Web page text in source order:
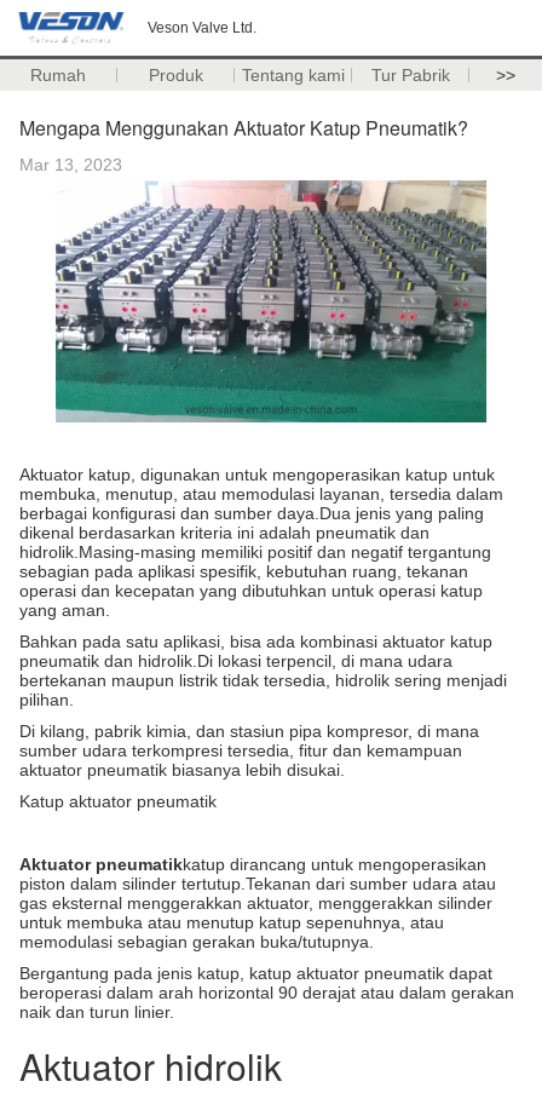
Veson Valve Ltd.
Rumah Produk Tentang kami Tur Pabrik >>
Mengapa Menggunakan Aktuator Katup Pneumatik?
Mar 13, 2023
Aktuator katup, digunakan untuk mengoperasikan katup untuk
membuka, menutup, atau memodulasi layanan, tersedia dalam
berbagai konfigurasi dan sumber daya.Dua jenis yang paling
dikenal berdasarkan kriteria ini adalah pneumatik dan
hidrolik.Masing-masing memiliki positif dan negatif tergantung
sebagian pada aplikasi spesifik, kebutuhan ruang, tekanan
operasi dan kecepatan yang dibutuhkan untuk operasi katup
yang aman.
Bahkan pada satu aplikasi, bisa ada kombinasi aktuator katup
pneumatik dan hidrolik.Di lokasi terpencil, di mana udara
bertekanan maupun listrik tidak tersedia, hidrolik sering menjadi
pilihan.
Di kilang, pabrik kimia, dan stasiun pipa kompresor, di mana
sumber udara terkompresi tersedia, fitur dan kemampuan
aktuator pneumatik biasanya lebih disukai.
Katup aktuator pneumatik
Aktuator pneumatikkatup dirancang untuk mengoperasikan
piston dalam silinder tertutup.Tekanan dari sumber udara atau
gas eksternal menggerakkan aktuator, menggerakkan silinder
untuk membuka atau menutup katup sepenuhnya, atau
memodulasi sebagian gerakan buka/tutupnya.
Bergantung pada jenis katup, katup aktuator pneumatik dapat
beroperasi dalam arah horizontal 90 derajat atau dalam gerakan
naik dan turun linier.
Aktuator hidrolik